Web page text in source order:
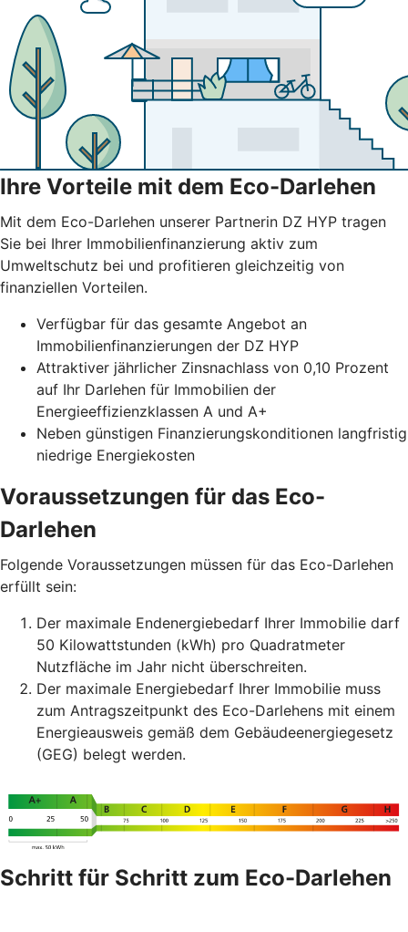
Ihre Vorteile mit dem Eco-Darlehen
Mit dem Eco-Darlehen unserer Partnerin DZ HYP tragen
Sie bei Ihrer Immobilienfinanzierung aktiv zum
Umweltschutz bei und profitieren gleichzeitig von
finanziellen Vorteilen.
Verfügbar für das gesamte Angebot an
Immobilienfinanzierungen der DZ HYP
Attraktiver jährlicher Zinsnachlass von 0,10 Prozent
auf Ihr Darlehen für Immobilien der
Energieeffizienzklassen A und A+
Neben günstigen Finanzierungskonditionen langfristig
niedrige Energiekosten
Voraussetzungen für das Eco-
Darlehen
Folgende Voraussetzungen müssen für das Eco-Darlehen
erfüllt sein:
Der maximale Endenergiebedarf Ihrer Immobilie darf
50 Kilowattstunden (kWh) pro Quadratmeter
Nutzfläche im Jahr nicht überschreiten.
Der maximale Energiebedarf Ihrer Immobilie muss
zum Antragszeitpunkt des Eco-Darlehens mit einem
Energieausweis gemäß dem Gebäudeenergiegesetz
(GEG) belegt werden.
Schritt für Schritt zum Eco-Darlehen